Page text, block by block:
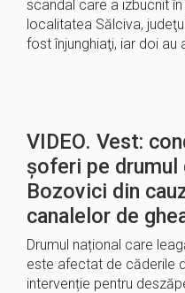
scandal care a izbucnit
localitatea Sălciva,
fost înjunghiaţi, iar doi au
VIDEO. Vest:
șoferi pe drumul
Bozovici din
canalelor de
Drumul național care
este afectat de căderile
intervenție pentru